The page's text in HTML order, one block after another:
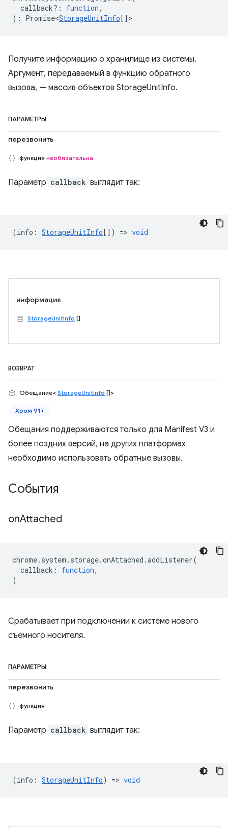
callback? : function,
) : Promise<StorageUnitInfo[] >
Получите информацию о хранилище из системы.
Аргумент, передаваемый в функцию обратного
вызова, — массив объектов StorageUnitInfo.
ПАРАМЕТРЫ
перезвонить
функция необязательна
Параметр callback выглядит так:
(info : StorageUnitInfo[]) => void
информация
StorageUnitInfo []
ВОЗВРАТ
Обещание< StorageUnitInfo []>
Хром 91+
Обещания поддерживаются только для Manifest V3 и
более поздних версий, на других платформах
необходимо использовать обратные вызовы.
События
onAttached
chrome. system . storage.onAttached .addListener(
callback : function,
)
Срабатывает при подключении к системе нового
съемного носителя.
ПАРАМЕТРЫ
перезвонить
функция
Параметр callback выглядит так:
(info : StorageUnitInfo) => void